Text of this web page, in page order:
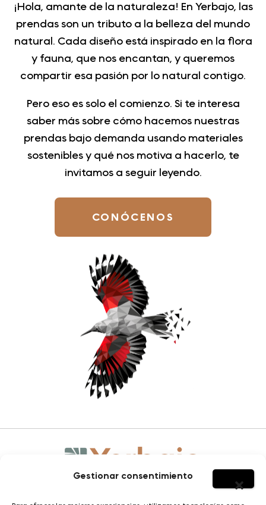
Gestionar consentimiento
¡Hola, amante de la naturaleza! En Yerbajo, las
prendas son un tributo a la belleza del mundo
natural. Cada diseño está inspirado en la flora
y fauna, que nos encantan, y queremos
compartir esa pasión por lo natural contigo.
Pero eso es solo el comienzo. Si te interesa
saber más sobre cómo hacemos nuestras
prendas bajo demanda usando materiales
sostenibles y qué nos motiva a hacerlo, te
invitamos a seguir leyendo.
CONÓCENOS
SOBRE YERBAJO